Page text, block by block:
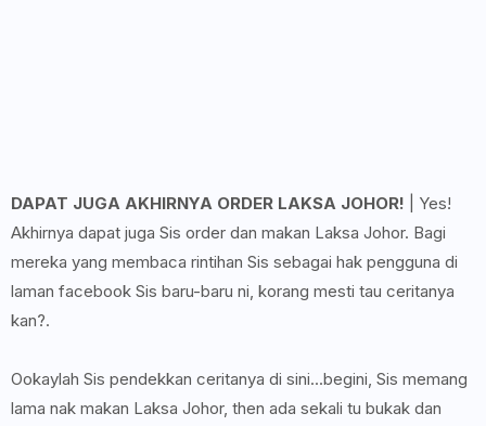
DAPAT JUGA AKHIRNYA ORDER LAKSA JOHOR! | Yes!
Akhirnya dapat juga Sis order dan makan Laksa Johor. Bagi
mereka yang membaca rintihan Sis sebagai hak pengguna di
laman facebook Sis baru-baru ni, korang mesti tau ceritanya
kan?.
Ookaylah Sis pendekkan ceritanya di sini...begini, Sis memang
lama nak makan Laksa Johor, then ada sekali tu bukak dan